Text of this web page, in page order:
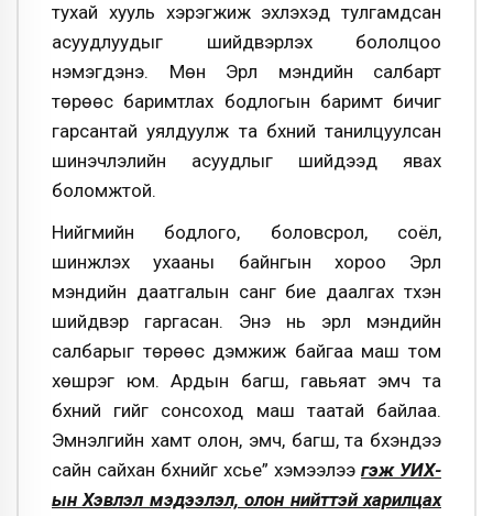
тухай хууль хэрэгжиж эхлэхэд тулгамдсан
асуудлуудыг шийдвэрлэх бололцоо
нэмэгдэнэ. Мөн Эрүүл мэндийн салбарт
төрөөс баримтлах бодлогын баримт бичиг
гарсантай уялдуулж та бүхний танилцуулсан
шинэчлэлийн асуудлыг шийдээд явах
боломжтой.
Нийгмийн бодлого, боловсрол, соёл,
шинжлэх ухааны байнгын хороо Эрүүл
мэндийн даатгалын санг бие даалгах түүхэн
шийдвэр гаргасан. Энэ нь эрүүл мэндийн
салбарыг төрөөс дэмжиж байгаа маш том
хөшүүрэг юм. Ардын багш, гавьяат эмч та
бүхний үгийг сонсоход маш таатай байлаа.
Эмнэлгийн хамт олон, эмч, багш, та бүхэндээ
сайн сайхан бүхнийг хүсье” хэмээлээ гэж УИХ-
ын Хэвлэл мэдээлэл, олон нийттэй харилцах